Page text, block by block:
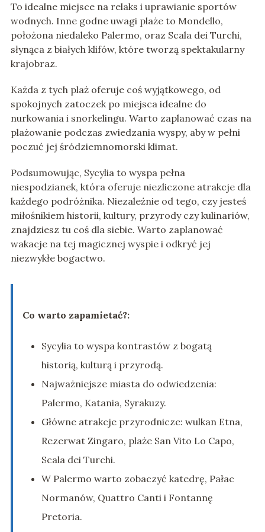
To idealne miejsce na relaks i uprawianie sportów
wodnych. Inne godne uwagi plaże to Mondello,
położona niedaleko Palermo, oraz Scala dei Turchi,
słynąca z białych klifów, które tworzą spektakularny
krajobraz.
Każda z tych plaż oferuje coś wyjątkowego, od
spokojnych zatoczek po miejsca idealne do
nurkowania i snorkelingu. Warto zaplanować czas na
plażowanie podczas zwiedzania wyspy, aby w pełni
poczuć jej śródziemnomorski klimat.
Podsumowując, Sycylia to wyspa pełna
niespodzianek, która oferuje niezliczone atrakcje dla
każdego podróżnika. Niezależnie od tego, czy jesteś
miłośnikiem historii, kultury, przyrody czy kulinariów,
znajdziesz tu coś dla siebie. Warto zaplanować
wakacje na tej magicznej wyspie i odkryć jej
niezwykłe bogactwo.
Co warto zapamietać?:
Sycylia to wyspa kontrastów z bogatą
historią, kulturą i przyrodą.
Najważniejsze miasta do odwiedzenia:
Palermo, Katania, Syrakuzy.
Główne atrakcje przyrodnicze: wulkan Etna,
Rezerwat Zingaro, plaże San Vito Lo Capo,
Scala dei Turchi.
W Palermo warto zobaczyć katedrę, Pałac
Normanów, Quattro Canti i Fontannę
Pretoria.